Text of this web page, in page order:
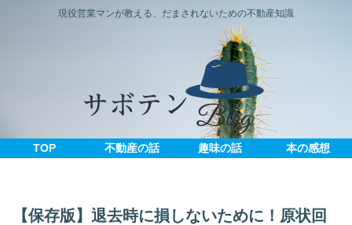
現役営業マンが教える、だまされないための不動産知識
TOP 不動産の話 趣味の話 本の感想
【保存版】退去時に損しないために！原状回